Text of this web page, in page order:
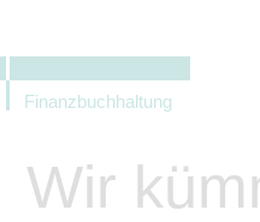
Finanzbuchhaltung
Wir
können.